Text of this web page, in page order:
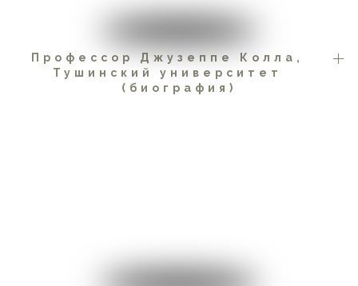
Профессор Джузеппе Колла,
Тушинский университет
(биография)